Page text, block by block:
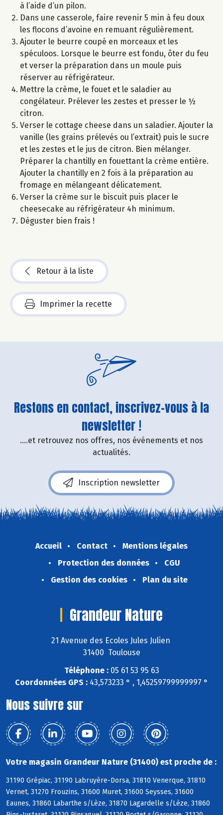
à l’aide d’un pilon.
Dans une casserole, faire revenir 5 min à feu doux
les flocons d’avoine en remuant régulièrement.
Ajouter le beurre coupé en morceaux et les
spéculoos. Lorsque le beurre est fondu, ôter du feu
et verser la préparation dans un moule puis
réserver au réfrigérateur.
Mettre la crème, le fouet et le saladier au
congélateur. Prélever les zestes et presser le ½
citron.
Verser le cottage cheese dans un saladier. Ajouter la
vanille (les grains prélevés ou l’extrait) puis le sucre
et les zestes et le jus de citron. Bien mélanger.
Préparer la chantilly en fouettant la crème entière.
Ajouter la chantilly en 2 fois à la préparation au
fromage en mélangeant délicatement.
Verser la crème sur le biscuit puis placer le
cheesecake au réfrigérateur 4h minimum.
Déguster bien frais !
Retour à la liste
Imprimer la recette
Restons en contact, inscrivez-vous à la
newsletter !
....et retrouvez nos offres, nos événements et nos
actualités.
Inscription newsletter
Accueil Contact
Mentions légales
Protection des données
CGU
Gestion des cookies
Plan du site
Grandeur Nature
21 Avenue des Ecoles Jules Julien
31400 Toulouse
Téléphone :05 61 53 95 63
Coordonnées GPS : 43,573233 ° , 1,45259799999997 °
Nous suivre sur
Votre magasin Grandeur Nature (31400) est proche de :
31190 Grépiac, 31190 Labruyère-Dorsa, 31810 Venerque, 31810
Vernet, 31270 Frouzins, 31600 Muret, 31600 Seysses, 31600
Eaunes, 31860 Labarthe s/Lèze, 31870 Lagardelle s/Lèze, 31860